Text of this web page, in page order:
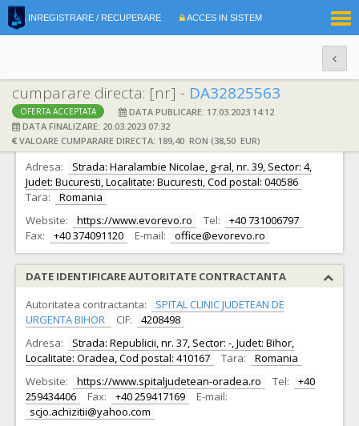
INREGISTRARE / RECUPERARE ACCES IN SISTEM
cumparare directa: [nr] - DA32825563
OFERTA ACCEPTATA
DATA PUBLICARE: 17.03.2023 14:12
DATA FINALIZARE: 20.03.2023 07:32
VALOARE CUMPARARE DIRECTA: 189,40 RON (38,50 EUR)
DATE IDENTIFICARE OFERTANT
Ofertant: S.C. EVOREVO S.R.L. CIF:
32761476
Adresa:
Strada: Haralambie Nicolae, g-ral, nr. 39, Sector: 4,
Judet: Bucuresti, Localitate: Bucuresti, Cod postal: 040586
Tara:
Romania
Website:
https://www.evorevo.ro Tel:
+40 731006797
Fax:
+40 374091120 E-mail: office@evorevo.ro
DATE IDENTIFICARE AUTORITATE CONTRACTANTA
Autoritatea contractanta:
SPITAL CLINIC JUDETEAN DE
URGENTA BIHOR
CIF:
4208498
Adresa:
Strada: Republicii, nr. 37, Sector: -, Judet: Bihor,
Localitate: Oradea, Cod postal: 410167
Tara:
Romania
Website:
https://www.spitaljudetean-oradea.ro Tel:
+40
259434406
Fax: +40 259417169
E-mail:
scjo.achizitii@yahoo.com